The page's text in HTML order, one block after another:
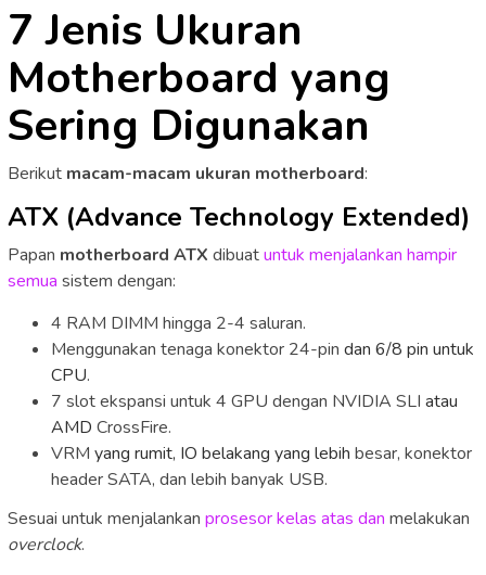
7 Jenis Ukuran
Motherboard yang
Sering Digunakan
Berikut macam-macam ukuran motherboard:
ATX (Advance Technology Extended)
Papan motherboard ATX dibuatuntuk menjalankan hampir
semua sistem dengan:
4 RAM DIMM hingga 2-4 saluran.
Menggunakan tenaga konektor 24-pin dan 6/8 pin untuk
CPU.
7 slot ekspansi untuk 4 GPU dengan NVIDIA SLI atau
AMD CrossFire.
VRM yang rumit, IO belakang yang lebih besar, konektor
header SATA, dan lebih banyak USB.
Sesuai untuk menjalankan prosesor kelas atas dan melakukan
overclock.